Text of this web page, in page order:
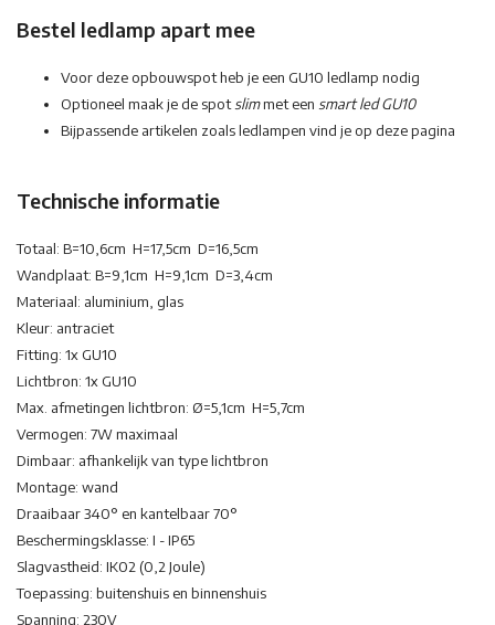
Bestel ledlamp apart mee
Voor deze opbouwspot heb je een GU10 ledlamp nodig
Optioneel maak je de spotslimmet een smart led GU10
Bijpassende artikelen zoals ledlampen vind je op deze pagina
Technische informatie
Totaal: B=10,6cm H=17,5cm D=16,5cm
Wandplaat: B=9,1cm H=9,1cm D=3,4cm
Materiaal: aluminium, glas
Kleur: antraciet
Fitting: 1x GU10
Lichtbron: 1x GU10
Max. afmetingen lichtbron: Ø=5,1cm H=5,7cm
Vermogen: 7W maximaal
Dimbaar: afhankelijk van type lichtbron
Montage: wand
Draaibaar 340° en kantelbaar 70°
Beschermingsklasse: I - IP65
Slagvastheid: IK02 (0,2 Joule)
Toepassing: buitenshuis en binnenshuis
Spanning: 230V